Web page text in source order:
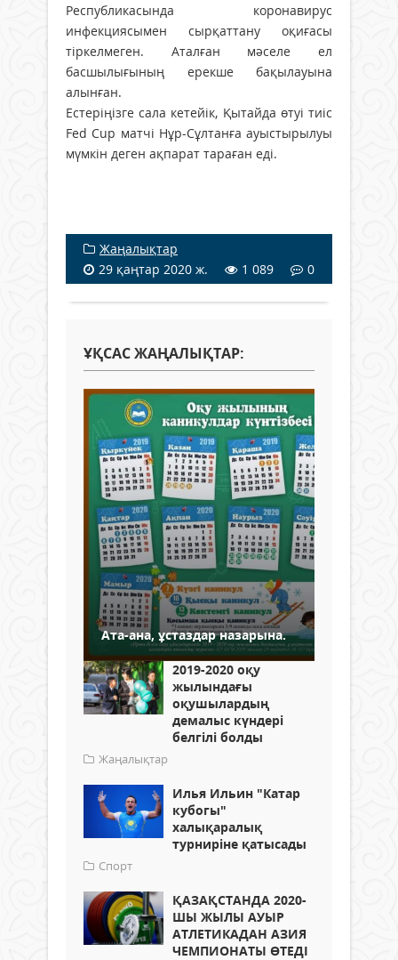
Республикасында коронавирус
инфекциясымен сырқаттану оқиғасы
тіркелмеген. Аталған мәселе ел
басшылығының ерекше бақылауына
алынған.
Естеріңізге сала кетейік, Қытайда өтуі тиіс
Fed Cup матчі Нұр-Сұлтанға ауыстырылуы
мүмкін деген ақпарат тараған еді.
Жаңалықтар
29 қаңтар 2020 ж.
1 089 0
ҰҚСАС ЖАҢАЛЫҚТАР:
Ата-ана, ұстаздар назарына.
2019-2020 оқу
жылындағы
оқушылардың
демалыс күндері
белгілі болды
Жаңалықтар
Илья Ильин "Катар
кубогы"
халықаралық
турниріне қатысады
Спорт
ҚАЗАҚСТАНДА 2020-
ШЫ ЖЫЛЫ АУЫР
АТЛЕТИКАДАН АЗИЯ
ЧЕМПИОНАТЫ ӨТЕДІ